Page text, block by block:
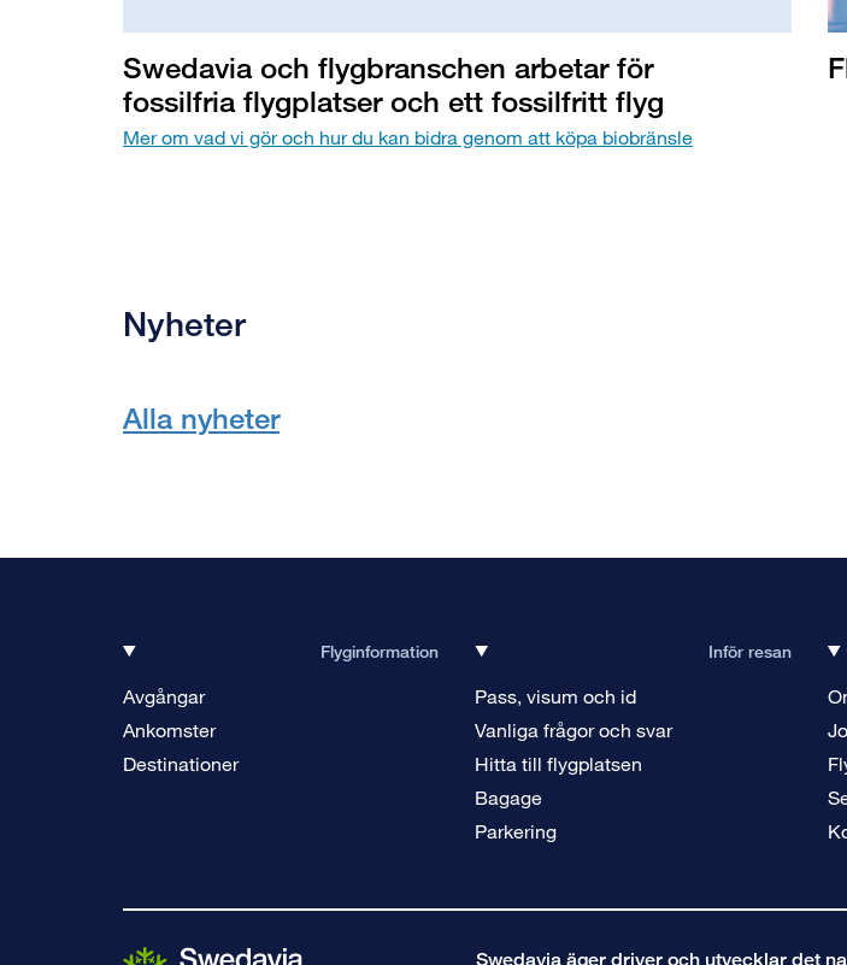
Swedavia och flygbranschen arbetar för
fossilfria flygplatser och ett fossilfritt flyg
Mer om vad vi gör och hur du kan bidra genom att köpa biobränsle
Nyheter
Alla nyheter
Flyginformation
Avgångar
Ankomster
Destinationer
Inför resan
Pass, visum och id
Vanliga frågor och svar
Hitta till flygplatsen
Bagage
Parkering
Swedavia äger driver och utvecklar det